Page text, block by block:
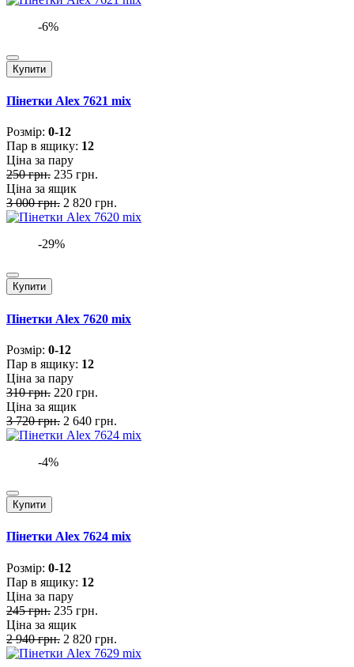
-6%
Купити
Пінетки Alex 7621 mix
Розмiр: 0-12
Пар в ящику: 12
Ціна за пару
250 грн. 235 грн.
Ціна за ящик
3 000 грн. 2 820 грн.
-29%
Купити
Пінетки Alex 7620 mix
Розмiр: 0-12
Пар в ящику: 12
Ціна за пару
310 грн. 220 грн.
Ціна за ящик
3 720 грн. 2 640 грн.
-4%
Купити
Пінетки Alex 7624 mix
Розмiр: 0-12
Пар в ящику: 12
Ціна за пару
245 грн. 235 грн.
Ціна за ящик
2 940 грн. 2 820 грн.